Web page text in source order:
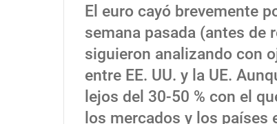
El euro cayó brevemente
semana pasada (antes de
siguieron analizando con
entre EE. UU. y la UE.
lejos del 30-50 % con el
los mercados y los países